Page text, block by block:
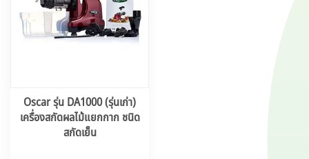
Oscar รุ่น DA1000 (รุ่นเก่า)
เครื่องสกัดผลไม้แยกกาก ชนิด
สกัดเย็น